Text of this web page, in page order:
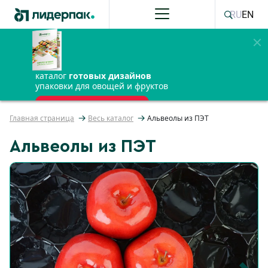
каталог готовых дизайнов
упаковки для овощей и фруктов
ПОЛУЧИТЬ БЕСПЛАТНО
RUEN
Главная страница Весь каталог Альвеолы из ПЭТ
Альвеолы из ПЭТ